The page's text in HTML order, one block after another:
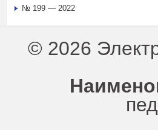
№ 199 — 2022
© 2026